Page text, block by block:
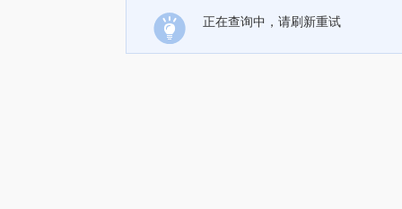
正在查询中，请刷新重试